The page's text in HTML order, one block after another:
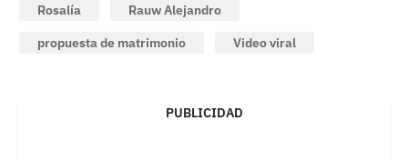
Rosalía
Rauw Alejandro
propuesta de matrimonio
Video viral
PUBLICIDAD